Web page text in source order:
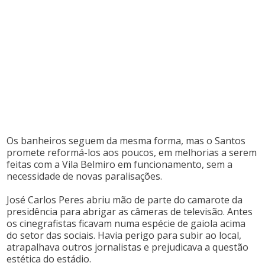
Os banheiros seguem da mesma forma, mas o Santos
promete reformá-los aos poucos, em melhorias a serem
feitas com a Vila Belmiro em funcionamento, sem a
necessidade de novas paralisações.
José Carlos Peres abriu mão de parte do camarote da
presidência para abrigar as câmeras de televisão. Antes
os cinegrafistas ficavam numa espécie de gaiola acima
do setor das sociais. Havia perigo para subir ao local,
atrapalhava outros jornalistas e prejudicava a questão
estética do estádio.